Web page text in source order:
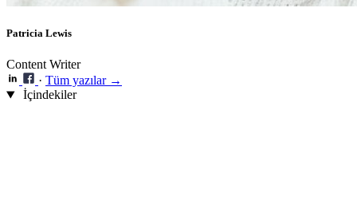
Patricia Lewis
Content Writer
· Tüm yazılar →
İçindekiler